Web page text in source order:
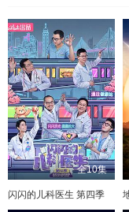
全10集
闪闪的儿科医生 第四季